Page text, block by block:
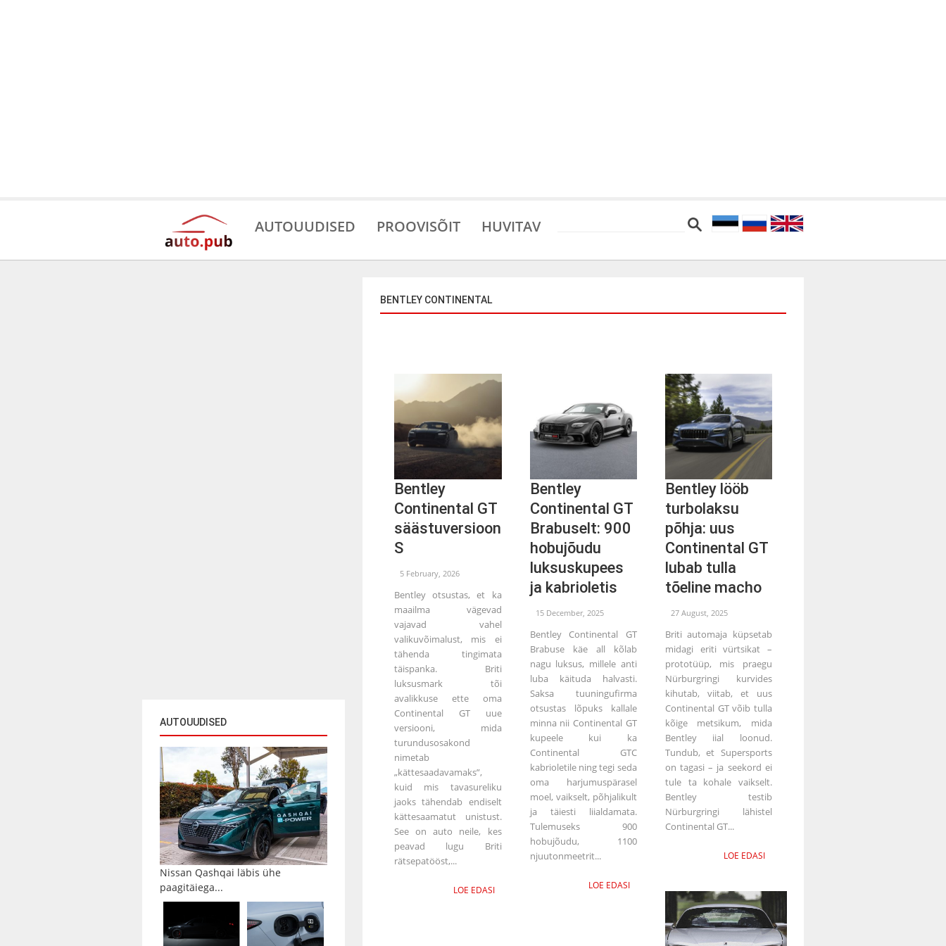
AUTOUUDISED PROOVISÕIT HUVITAV
AUTOUUDISED
Nissan Qashqai läbis ühe
paagitäiega...
BENTLEY CONTINENTAL
Bentley
Continental GT
säästuversioon
S
5 February, 2026
Bentley otsustas, et ka
maailma vägevad
vajavad vahel
valikuvõimalust, mis ei
tähenda tingimata
täispanka. Briti
luksusmark tõi
avalikkuse ette oma
Continental GT uue
versiooni, mida
turundusosakond
nimetab
„kättesaadavamaks”,
kuid mis tavasureliku
jaoks tähendab endiselt
kättesaamatut unistust.
See on auto neile, kes
peavad lugu Briti
rätsepatööst,...
LOE EDASI
Bentley
Continental GT
Brabuselt: 900
hobujõudu
luksuskupees
ja kabrioletis
15 December, 2025
Bentley Continental GT
Brabuse käe all kõlab
nagu luksus, millele anti
luba käituda halvasti.
Saksa tuuningufirma
otsustas lõpuks kallale
minna nii Continental GT
kupeele kui ka
Continental GTC
kabrioletile ning tegi seda
oma harjumuspärasel
moel, vaikselt, põhjalikult
ja täiesti liialdamata.
Tulemuseks 900
hobujõudu, 1100
njuutonmeetrit...
LOE EDASI
Bentley lööb
turbolaksu
põhja: uus
Continental GT
lubab tulla
tõeline macho
27 August, 2025
Briti automaja küpsetab
midagi eriti vürtsikat –
prototüüp, mis praegu
Nürburgringi kurvides
kihutab, viitab, et uus
Continental GT võib tulla
kõige metsikum, mida
Bentley iial loonud.
Tundub, et Supersports
on tagasi – ja seekord ei
tule ta kohale vaikselt.
Bentley testib
Nürburgringi lähistel
Continental GT...
LOE EDASI